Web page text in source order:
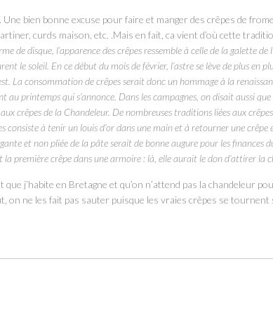
Une bien bonne excuse pour faire et manger des crêpes de
curds maison, etc. .Mais en fait, ca vient d’où cette
de disque, l’apparence des crêpes ressemble à celle de la galette de
le soleil. En ce début du mois de février, l’astre se lève de plus en
La consommation de crêpes serait donc un hommage à la
au printemps qui s’annonce. Dans les campagnes, on disait aussi que
crêpes de la Chandeleur. De nombreuses traditions liées aux
consiste à tenir un louis d’or dans une main et à retourner une crêpe
et non pliée de la pâte serait de bonne augure pour les finances
la première crêpe dans une armoire : là, elle aurait le don d’attirer la
que j’habite en Bretagne et qu’on n’attend pas la chandeleur
on ne les fait pas sauter puisque les vraies crêpes se tournent